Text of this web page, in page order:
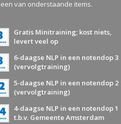
van onderstaande items.
Gratis Minitraining; kost niets,
levert veel op
6-daagse NLP in een notendop 3
(vervolgtraining)
5-daagse NLP in een notendop 2
(vervolgtraining)
4-daagse NLP in een notendop 1
t.b.v. Gemeente Amsterdam